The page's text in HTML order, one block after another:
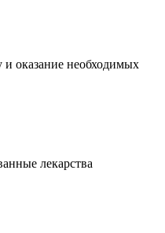
оказание необходимых
лекарства